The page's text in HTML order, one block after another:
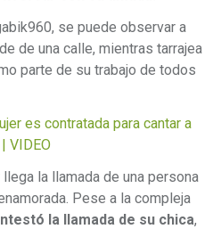
se puede observar a
de una calle, mientras tarrajea
parte de su trabajo de todos
es contratada para cantar a
VIDEO
la llamada de una persona
Pese a la compleja
la llamada de su chica,